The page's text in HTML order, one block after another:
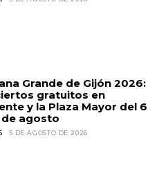
Grande de Gijón 2026:
gratuitos en
y la Plaza Mayor del 6
de agosto
5 DE AGOSTO DE 2026